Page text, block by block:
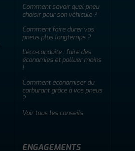
Comment savoir quel pneu
choisir pour son véhicule ?
Comment faire durer vos
pneus plus longtemps ?
L'éco-conduite : faire des
économies et polluer moins
!
Comment économiser du
carburant grâce à vos pneus
?
Voir tous les conseils
ENGAGEMENTS